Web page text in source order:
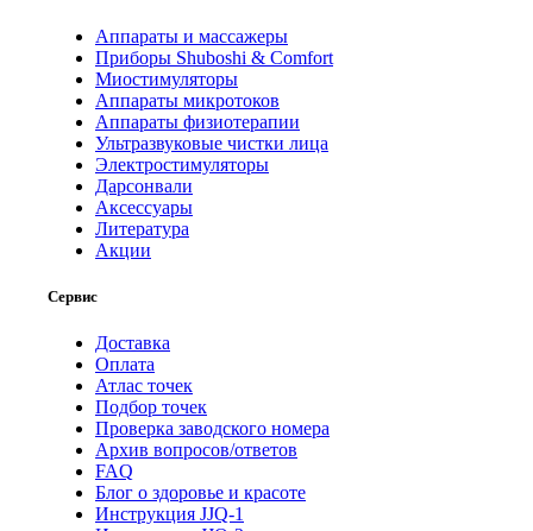
Аппараты и массажеры
Приборы Shuboshi & Comfort
Миостимуляторы
Аппараты микротоков
Аппараты физиотерапии
Ультразвуковые чистки лица
Электростимуляторы
Дарсонвали
Аксессуары
Литература
Акции
Сервис
Доставка
Оплата
Атлас точек
Подбор точек
Проверка заводского номера
Архив вопросов/ответов
FAQ
Блог о здоровье и красоте
Инструкция JJQ-1